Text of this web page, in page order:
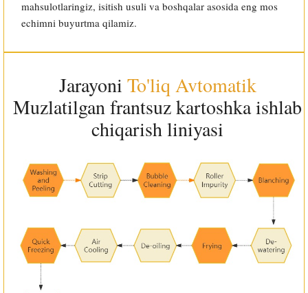
mahsulotlaringiz, isitish usuli va boshqalar asosida eng mos
echimni buyurtma qilamiz.
Jarayoni To'liq Avtomatik
Muzlatilgan frantsuz kartoshka ishlab
chiqarish liniyasi